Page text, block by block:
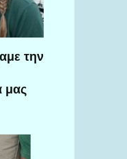
την
μας